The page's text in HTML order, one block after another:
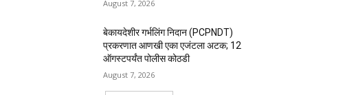
August 7, 2026
बेकायदेशीर गर्भलिंग निदान (PCPNDT)
प्रकरणात आणखी एका एजंटला अटक; 12
ऑगस्टपर्यंत पोलीस कोठडी
August 7, 2026